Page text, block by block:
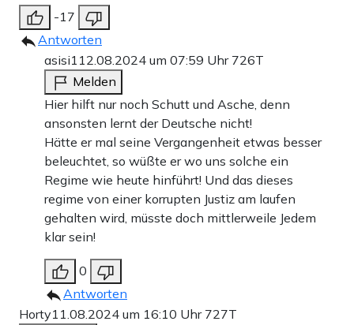
-17
Antworten
asisi1 12.08.2024 um 07:59 Uhr 726T
Melden
Hier hilft nur noch Schutt und Asche, denn
ansonsten lernt der Deutsche nicht!
Hätte er mal seine Vergangenheit etwas besser
beleuchtet, so wüßte er wo uns solche ein
Regime wie heute hinführt! Und das dieses
regime von einer korrupten Justiz am laufen
gehalten wird, müsste doch mittlerweile Jedem
klar sein!
0
Antworten
Horty11.08.2024 um 16:10 Uhr 727T